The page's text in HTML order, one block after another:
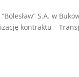
S.A. w
kontraktu –